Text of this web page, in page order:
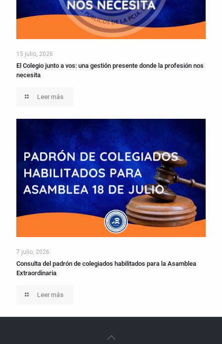
15 julio, 2026
El Colegio junto a vos: una gestión presente donde la profesión nos
necesita
Leer más
7 julio, 2026
Consulta del padrón de colegiados habilitados para la Asamblea
Extraordinaria
Leer más